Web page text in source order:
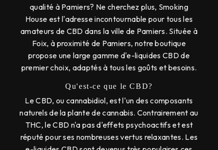
qualité à Pamiers? Ne cherchez plus, Smoking
House est l'adresse incontournable pour tous les
amateurs de CBD dans la ville de Pamiers. Située à
Foix, à proximité de Pamiers, notre boutique
propose une large gamme d'e-liquides CBD de
premier choix, adaptés à tous les goûts et besoins.
Qu'est-ce que le CBD?
Le CBD, ou cannabidiol, est l'un des composants
naturels de la plante de cannabis. Contrairement au
THC, le CBD n'a pas d'effets psychoactifs et est
réputé pour ses nombreuses vertus relaxantes. Les